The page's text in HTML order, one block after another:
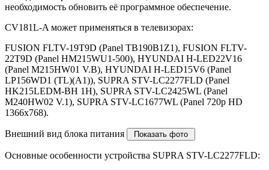
необходимость обновить её программное обеспечение.
CV181L-A может применяться в телевизорах:
FUSION FLTV-19T9D (Panel TB190B1Z1), FUSION FLTV-
22T9D (Panel HM215WU1-500), HYUNDAI H-LED22V16
(Panel M215HW01 V.B), HYUNDAI H-LED15V6 (Panel
LP156WD1 (TL)(A1)), SUPRA STV-LC2277FLD (Panel
HK215LEDM-BH 1H), SUPRA STV-LC2425WL (Panel
M240HW02 V.1), SUPRA STV-LC1677WL (Panel 720p HD
1366x768).
Внешний вид блока питания
Основные особенности устройства SUPRA STV-LC2277FLD: